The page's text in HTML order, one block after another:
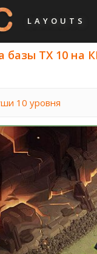
LAYOUTS
базы ТХ 10
10 уровня